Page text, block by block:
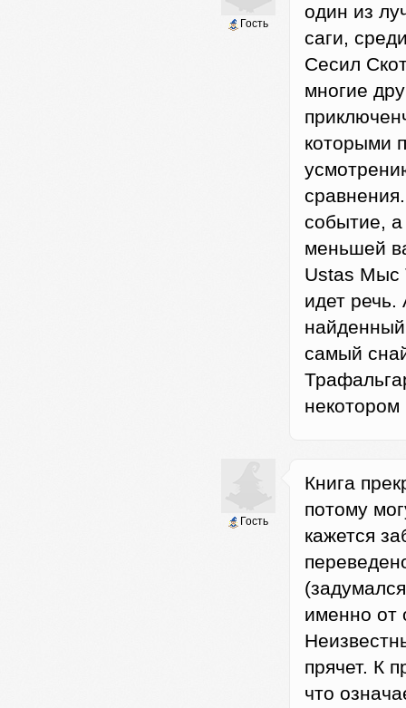
Гость
один из
саги,
Сесил
многие
которыми
событие, а
меньшей
Ustas Мыс
идет
самый
некотором
Гость
Книга
потому
кажется
именно от
прячет. К
что